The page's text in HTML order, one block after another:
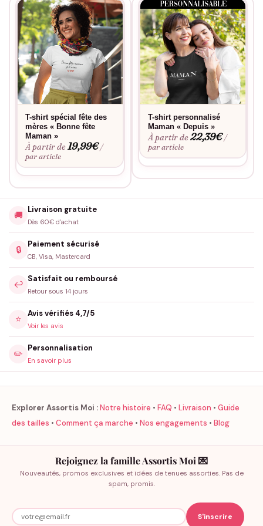
famille. En choisissant cet accessoire, vous ne faites pas
seulement l’achat d’un produit de qualité, mais vous sublimez
également le lien précieux qui unit un papa à ses proches. Offrir
ou porter la casquette Papa Loup, c’est choisir un symbole fort
qui traverse les générations. Profitez-en pour faire plaisir à cet
homme qui veille toujours sur vous avec amour et dévotion.
T-shirt spécial fête des
mères « Bonne fête
Maman »
À partir de19,99€ /
par article
T-shirt personnalisé
Maman « Depuis »
À partir de22,39€ /
par article
🚚
Livraison gratuite
Dès 60€ d'achat
🔒
Paiement sécurisé
CB, Visa, Mastercard
↩️
Satisfait ou remboursé
Retour sous 14 jours
⭐
Avis vérifiés 4,7/5
Voir les avis
✏️
Personnalisation
En savoir plus
Explorer Assortis Moi :Notre histoire • FAQ • Livraison • Guide
des tailles • Comment ça marche • Nos engagements • Blog
Rejoignez la famille Assortis Moi 💌
Nouveautés, promos exclusives et idées de tenues assorties. Pas de
spam, promis.